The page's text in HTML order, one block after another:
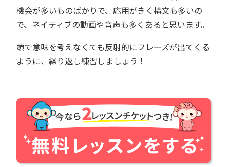
機会が多いものばかりで、応用がきく構文も多いの
で、ネイティブの動画や音声も多くあると思います。
頭で意味を考えなくても反射的にフレーズが出てくる
ように、繰り返し練習しましょう！